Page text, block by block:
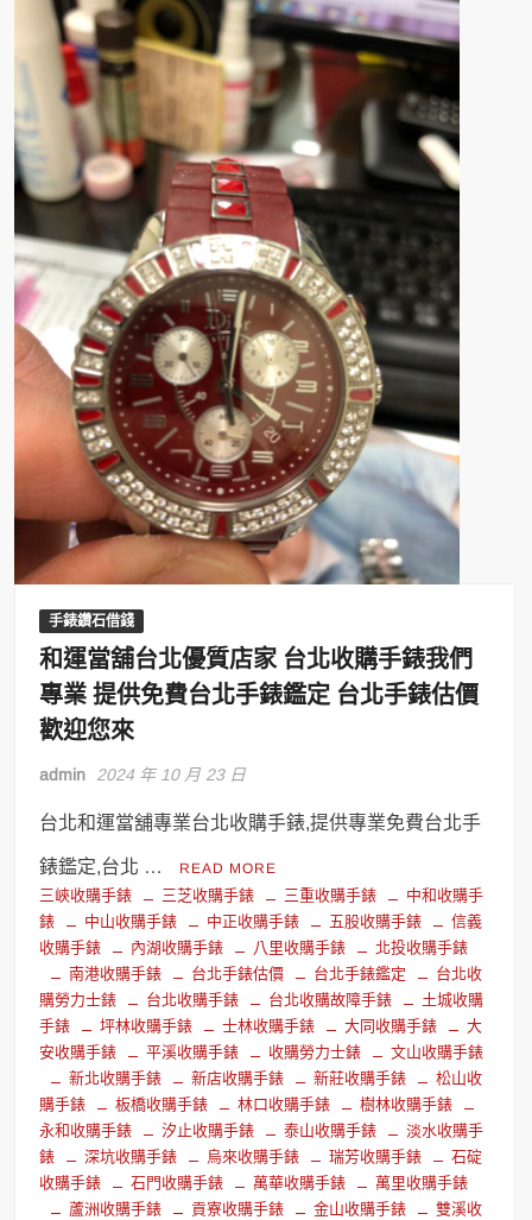
手錶鑽石借錢
和運當舖台北優質店家 台北收購手錶我們
專業 提供免費台北手錶鑑定 台北手錶估價
歡迎您來
admin 2024 年 10 月 23 日
台北和運當舖專業台北收購手錶,提供專業免費台北手
錶鑑定,台北 … READ MORE
三峽收購手錶 三芝收購手錶 三重收購手錶
中和收購手
錶
中山收購手錶 中正收購手錶 五股收購手錶
信義
收購手錶
內湖收購手錶 八里收購手錶
北投收購手錶
南港收購手錶
台北手錶估價 台北手錶鑑定
台北收
購勞力士錶
台北收購手錶 台北收購故障手錶
土城收購
手錶
坪林收購手錶 士林收購手錶 大同收購手錶
大
安收購手錶
平溪收購手錶 收購勞力士錶
文山收購手錶
新北收購手錶
新店收購手錶 新莊收購手錶
松山收
購手錶
板橋收購手錶 林口收購手錶
樹林收購手錶
永和收購手錶
汐止收購手錶 泰山收購手錶
淡水收購手
錶
深坑收購手錶 烏來收購手錶 瑞芳收購手錶
石碇
收購手錶
石門收購手錶 萬華收購手錶
萬里收購手錶
蘆洲收購手錶
貢寮收購手錶 金山收購手錶
雙溪收